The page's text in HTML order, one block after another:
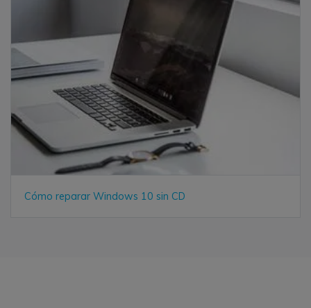
Cómo reparar Windows 10 sin CD